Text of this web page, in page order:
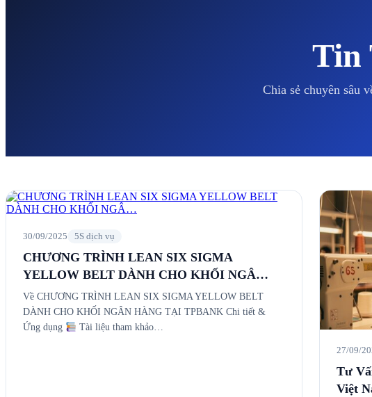
Tin
Chia sẻ chuyên sâu
30/09/2025 5S dịch vụ
CHƯƠNG TRÌNH LEAN SIX SIGMA
YELLOW BELT DÀNH CHO KHỐI NGÂ…
Về CHƯƠNG TRÌNH LEAN SIX SIGMA YELLOW BELT
DÀNH CHO KHỐI NGÂN HÀNG TẠI TPBANK Chi tiết &
Ứng dụng
Tài liệu tham khảo…
27/09/
Tư
Việt